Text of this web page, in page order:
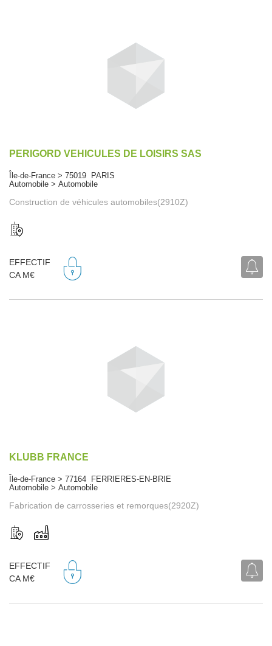
PERIGORD VEHICULES DE LOISIRS SAS
Île-de-France > 75019 PARIS
Automobile > Automobile
Construction de véhicules automobiles(2910Z)
EFFECTIF
CA M€
KLUBB FRANCE
Île-de-France > 77164 FERRIERES-EN-BRIE
Automobile > Automobile
Fabrication de carrosseries et remorques(2920Z)
EFFECTIF
CA M€